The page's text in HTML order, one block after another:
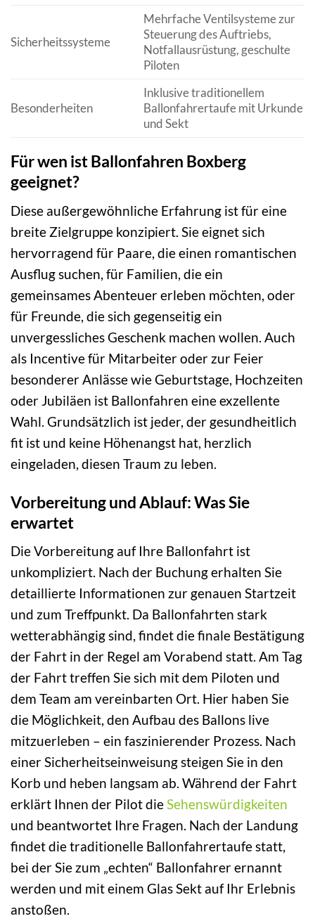
Sicherheitssysteme
Mehrfache Ventilsysteme zur
Steuerung des Auftriebs,
Notfallausrüstung, geschulte
Piloten
Besonderheiten
Inklusive traditionellem
Ballonfahrertaufe mit Urkunde
und Sekt
Für wen ist Ballonfahren Boxberg
geeignet?
Diese außergewöhnliche Erfahrung ist für eine
breite Zielgruppe konzipiert. Sie eignet sich
hervorragend für Paare, die einen romantischen
Ausflug suchen, für Familien, die ein
gemeinsames Abenteuer erleben möchten, oder
für Freunde, die sich gegenseitig ein
unvergessliches Geschenk machen wollen. Auch
als Incentive für Mitarbeiter oder zur Feier
besonderer Anlässe wie Geburtstage, Hochzeiten
oder Jubiläen ist Ballonfahren eine exzellente
Wahl. Grundsätzlich ist jeder, der gesundheitlich
fit ist und keine Höhenangst hat, herzlich
eingeladen, diesen Traum zu leben.
Vorbereitung und Ablauf: Was Sie
erwartet
Die Vorbereitung auf Ihre Ballonfahrt ist
unkompliziert. Nach der Buchung erhalten Sie
detaillierte Informationen zur genauen Startzeit
und zum Treffpunkt. Da Ballonfahrten stark
wetterabhängig sind, findet die finale Bestätigung
der Fahrt in der Regel am Vorabend statt. Am Tag
der Fahrt treffen Sie sich mit dem Piloten und
dem Team am vereinbarten Ort. Hier haben Sie
die Möglichkeit, den Aufbau des Ballons live
mitzuerleben – ein faszinierender Prozess. Nach
einer Sicherheitseinweisung steigen Sie in den
Korb und heben langsam ab. Während der Fahrt
erklärt Ihnen der Pilot dieSehenswürdigkeiten
und beantwortet Ihre Fragen. Nach der Landung
findet die traditionelle Ballonfahrertaufe statt,
bei der Sie zum „echten“ Ballonfahrer ernannt
werden und mit einem Glas Sekt auf Ihr Erlebnis
anstoßen.